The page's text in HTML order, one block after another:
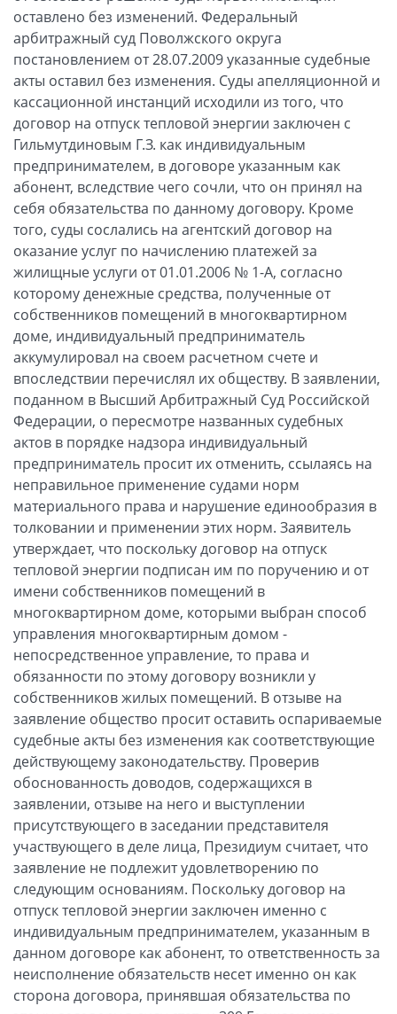
оставлено без изменений. Федеральный
арбитражный суд Поволжского округа
постановлением от 28.07.2009 указанные судебные
акты оставил без изменения. Суды апелляционной и
кассационной инстанций исходили из того, что
договор на отпуск тепловой энергии заключен с
Гильмутдиновым Г.З. как индивидуальным
предпринимателем, в договоре указанным как
абонент, вследствие чего сочли, что он принял на
себя обязательства по данному договору. Кроме
того, суды сослались на агентский договор на
оказание услуг по начислению платежей за
жилищные услуги от 01.01.2006 № 1-А, согласно
которому денежные средства, полученные от
собственников помещений в многоквартирном
доме, индивидуальный предприниматель
аккумулировал на своем расчетном счете и
впоследствии перечислял их обществу. В заявлении,
поданном в Высший Арбитражный Суд Российской
Федерации, о пересмотре названных судебных
актов в порядке надзора индивидуальный
предприниматель просит их отменить, ссылаясь на
неправильное применение судами норм
материального права и нарушение единообразия в
толковании и применении этих норм. Заявитель
утверждает, что поскольку договор на отпуск
тепловой энергии подписан им по поручению и от
имени собственников помещений в
многоквартирном доме, которыми выбран способ
управления многоквартирным домом -
непосредственное управление, то права и
обязанности по этому договору возникли у
собственников жилых помещений. В отзыве на
заявление общество просит оставить оспариваемые
судебные акты без изменения как соответствующие
действующему законодательству. Проверив
обоснованность доводов, содержащихся в
заявлении, отзыве на него и выступлении
присутствующего в заседании представителя
участвующего в деле лица, Президиум считает, что
заявление не подлежит удовлетворению по
следующим основаниям. Поскольку договор на
отпуск тепловой энергии заключен именно с
индивидуальным предпринимателем, указанным в
данном договоре как абонент, то ответственность за
неисполнение обязательств несет именно он как
сторона договора, принявшая обязательства по